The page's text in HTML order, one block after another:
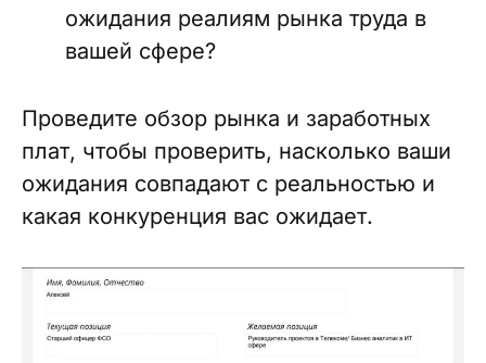
ожидания реалиям рынка труда в
вашей сфере?
Проведите обзор рынка и заработных
плат, чтобы проверить, насколько ваши
ожидания совпадают с реальностью и
какая конкуренция вас ожидает.